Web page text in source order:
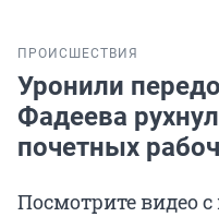
ПРОИСШЕСТВИЯ
Уронили
Фадеева
почетных
Посмотрите видео с